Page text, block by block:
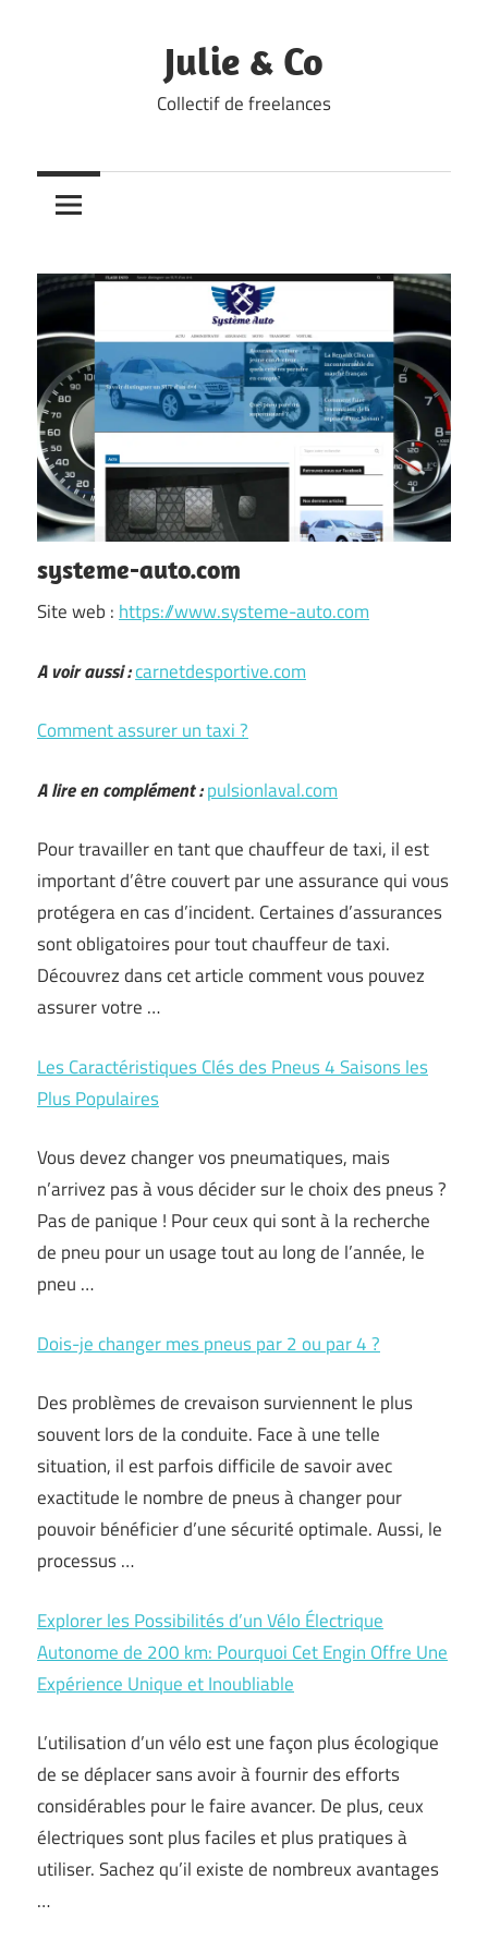
Julie & Co
Collectif de freelances
systeme-auto.com
Site web : https://www.systeme-auto.com
A voir aussi :carnetdesportive.com
Comment assurer un taxi ?
A lire en complément :pulsionlaval.com
Pour travailler en tant que chauffeur de taxi, il est
important d’être couvert par une assurance qui vous
protégera en cas d’incident. Certaines d’assurances
sont obligatoires pour tout chauffeur de taxi.
Découvrez dans cet article comment vous pouvez
assurer votre …
Les Caractéristiques Clés des Pneus 4 Saisons les
Plus Populaires
Vous devez changer vos pneumatiques, mais
n’arrivez pas à vous décider sur le choix des pneus ?
Pas de panique ! Pour ceux qui sont à la recherche
de pneu pour un usage tout au long de l’année, le
pneu …
Dois-je changer mes pneus par 2 ou par 4 ?
Des problèmes de crevaison surviennent le plus
souvent lors de la conduite. Face à une telle
situation, il est parfois difficile de savoir avec
exactitude le nombre de pneus à changer pour
pouvoir bénéficier d’une sécurité optimale. Aussi, le
processus …
Explorer les Possibilités d’un Vélo Électrique
Autonome de 200 km: Pourquoi Cet Engin Offre Une
Expérience Unique et Inoubliable
L’utilisation d’un vélo est une façon plus écologique
de se déplacer sans avoir à fournir des efforts
considérables pour le faire avancer. De plus, ceux
électriques sont plus faciles et plus pratiques à
utiliser. Sachez qu’il existe de nombreux avantages
…